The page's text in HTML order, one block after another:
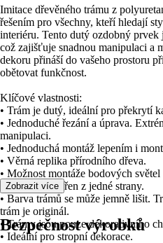
Imitace dřevěného trámu z
řešením pro všechny, kteří hledají
interiéru. Tento dutý ozdobný
což zajišťuje snadnou manipulaci a
dekoru přináší do vašeho prostoru
obětovat funkčnost.
Klíčové vlastnosti:
• Trám je dutý, ideální pro překrytí
• Jednoduché řezání a úprava.
manipulaci.
• Jednoduchá montáž lepením i
• Věrná replika přírodního dřeva.
• Možnost montáže bodových světel
• Trám je uzavřen z jedné strany.
• Barva trámů se může jemně lišit.
trám je originál.
• Trámy jsou pouze dekorativního
• Ideální pro stropní dekorace.
Zobrazit více
Bezpečnost výrobků